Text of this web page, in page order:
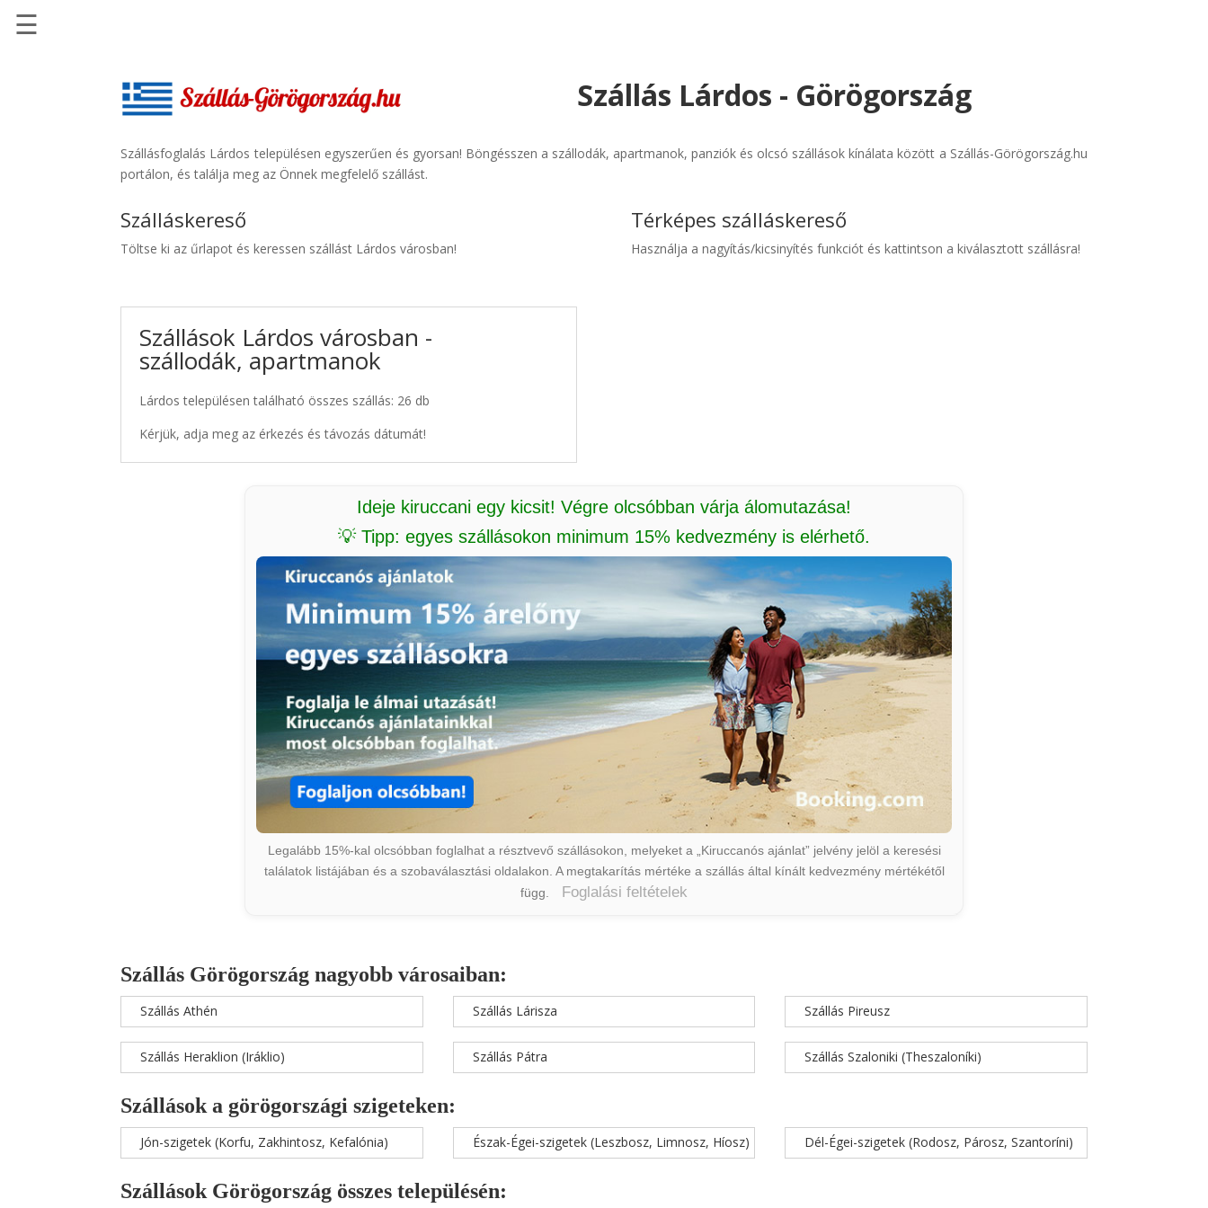
Szállásinfo.eu
Repülőjegy
Autóbérlés
☰
Szállás Lárdos - Görögország
Szállásfoglalás Lárdos településen egyszerűen és gyorsan! Böngésszen a szállodák, apartmanok, panziók és olcsó szállások kínálata között a Szállás-Görögország.hu
portálon, és találja meg az Önnek megfelelő szállást.
Szálláskereső
Töltse ki az űrlapot és keressen szállást Lárdos városban!
Szállások Lárdos városban -
szállodák, apartmanok
Lárdos településen található összes szállás: 26 db
Kérjük, adja meg az érkezés és távozás dátumát!
Térképes szálláskereső
Használja a nagyítás/kicsinyítés funkciót és kattintson a kiválasztott szállásra!
Ideje kiruccani egy kicsit! Végre olcsóbban várja álomutazása!
💡 Tipp: egyes szállásokon minimum 15% kedvezmény is elérhető.
Legalább 15%-kal olcsóbban foglalhat a résztvevő szállásokon, melyeket a „Kiruccanós ajánlat” jelvény jelöl a keresési
találatok listájában és a szobaválasztási oldalakon. A megtakarítás mértéke a szállás által kínált kedvezmény mértékétől
függ.
Foglalási feltételek
Szállás Görögország nagyobb városaiban:
Szállás Athén
Szállás Heraklion (Iráklio)
Szállás Lárisza
Szállás Pátra
Szállás Pireusz
Szállás Szaloniki (Theszaloníki)
Szállások a görögországi szigeteken:
Jón-szigetek (Korfu, Zakhintosz, Kefalónia) Észak-Égei-szigetek (Leszbosz, Limnosz, Híosz) Dél-Égei-szigetek (Rodosz, Párosz, Szantoríni)
Szállások Görögország összes településén: